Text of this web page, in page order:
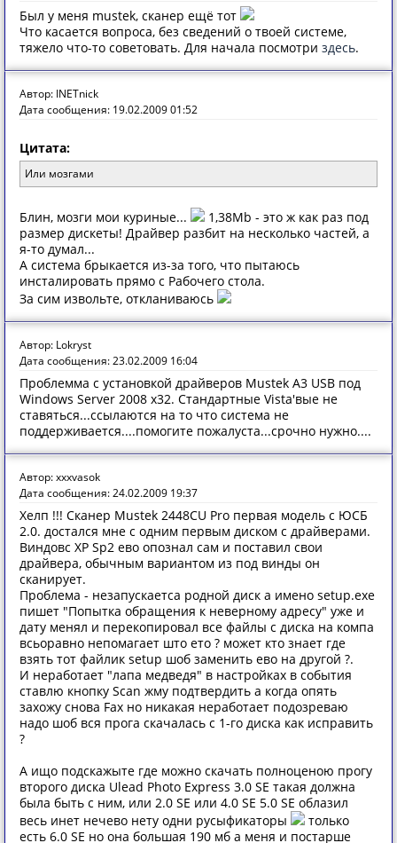
Был у меня mustek, сканер ещё тот
Что касается вопроса, без сведений о твоей системе,
тяжело что-то советовать. Для начала посмотри здесь.
Автор: INETnick
Дата сообщения: 19.02.2009 01:52
Цитата:
Или мозгами
Блин, мозги мои куриные...
1,38Mb - это ж как раз под
размер дискеты! Драйвер разбит на несколько частей, а
я-то думал...
А система брыкается из-за того, что пытаюсь
инсталировать прямо с Рабочего стола.
За сим извольте, откланиваюсь
Автор: Lokryst
Дата сообщения: 23.02.2009 16:04
Проблемма с установкой драйверов Mustek A3 USB под
Windows Server 2008 x32. Стандартные Vista'вые не
ставяться...ссылаются на то что система не
поддерживается....помогите пожалуста...срочно нужно....
Автор: xxxvasok
Дата сообщения: 24.02.2009 19:37
Хелп !!! Сканер Mustek 2448CU Pro первая модель с ЮСБ
2.0. достался мне с одним первым диском с драйверами.
Виндовс ХР Sp2 ево опознал сам и поставил свои
драйвера, обычным вариантом из под винды он
сканирует.
Проблема - незапускаетса родной диск а имено setup.exe
пишет "Попытка обращения к неверному адресу" уже и
дату менял и перекопировал все файлы с диска на компа
всьоравно непомагает што ето ? может кто знает где
взять тот файлик setup шоб заменить ево на другой ?.
И неработает "лапа медведя" в настройках в события
ставлю кнопку Scan жму подтвердить а когда опять
захожу снова Fax но никакая неработает подозреваю
надо шоб вся прога скачалась с 1-го диска как исправить
?
А ищо подскажыте где можно скачать полноценою прогу
второго диска Ulead Photo Express 3.0 SE такая должна
была быть с ним, или 2.0 SE или 4.0 SE 5.0 SE облазил
весь инет нечево нету одни русыфикаторы
только
есть 6.0 SE но она большая 190 мб а меня и постарше